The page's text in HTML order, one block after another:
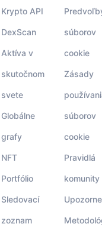
Krypto API
DexScan
Aktíva v
skutočnom
svete
Globálne
grafy
NFT
Portfólio
Sledovací
zoznam
súborov
cookie
Zásady
súborov
cookie
Pravidlá
komunity